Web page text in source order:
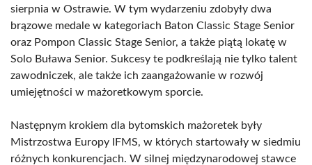
sierpnia w Ostrawie. W tym wydarzeniu zdobyły dwa
brązowe medale w kategoriach Baton Classic Stage Senior
oraz Pompon Classic Stage Senior, a także piątą lokatę w
Solo Buława Senior. Sukcesy te podkreślają nie tylko talent
zawodniczek, ale także ich zaangażowanie w rozwój
umiejętności w mażoretkowym sporcie.
Następnym krokiem dla bytomskich mażoretek były
Mistrzostwa Europy IFMS, w których startowały w siedmiu
różnych konkurencjach. W silnej międzynarodowej stawce